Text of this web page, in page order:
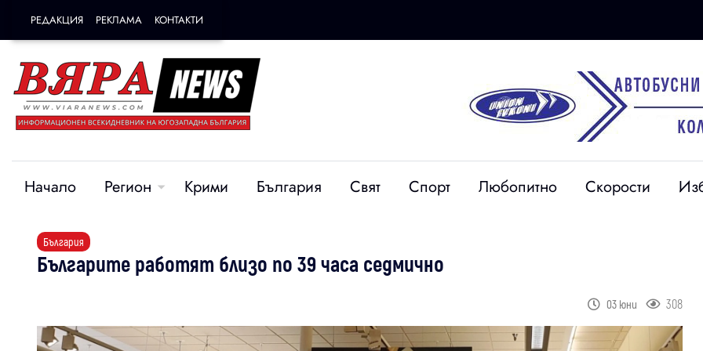
РЕДАКЦИЯ РЕКЛАМА КОНТАКТИ
Начало Регион Крими България Свят Спорт Любопитно Скорости
България
Българите работят близо по 39 часа седмично
03 юни 308